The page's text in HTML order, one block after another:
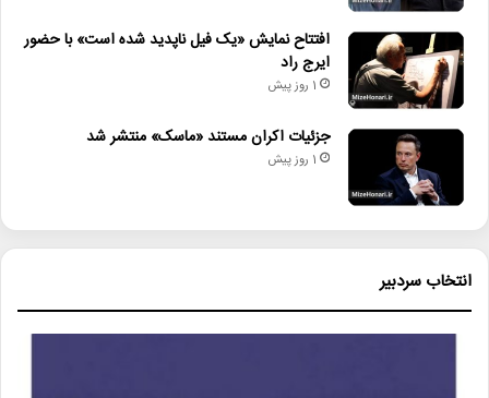
افتتاح نمایش «یک فیل ناپدید شده است» با حضور
ایرج راد
1 روز پیش
جزئیات اکران مستند «ماسک» منتشر شد
1 روز پیش
انتخاب سردبیر